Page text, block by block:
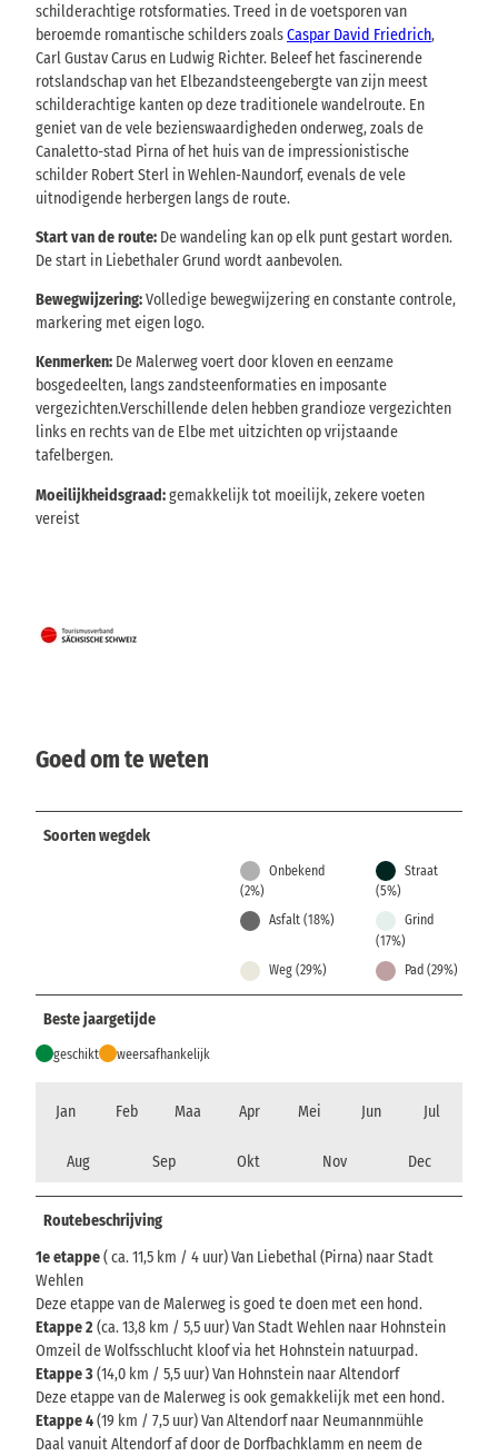
schilderachtige rotsformaties. Treed in de voetsporen van
beroemde romantische schilders zoalsCaspar David Friedrich,
Carl Gustav Carus en Ludwig Richter. Beleef het fascinerende
rotslandschap van het Elbezandsteengebergte van zijn meest
schilderachtige kanten op deze traditionele wandelroute. En
geniet van de vele bezienswaardigheden onderweg, zoals de
Canaletto-stad Pirna of het huis van de impressionistische
schilder Robert Sterl in Wehlen-Naundorf, evenals de vele
uitnodigende herbergen langs de route.
Start van de route: De wandeling kan op elk punt gestart worden.
De start in Liebethaler Grund wordt aanbevolen.
Bewegwijzering:Volledige bewegwijzering en constante controle,
markering met eigen logo.
Kenmerken: De Malerweg voert door kloven en eenzame
bosgedeelten, langs zandsteenformaties en imposante
vergezichten.Verschillende delen hebben grandioze vergezichten
links en rechts van de Elbe met uitzichten op vrijstaande
tafelbergen.
Moeilijkheidsgraad:gemakkelijk tot moeilijk, zekere voeten
vereist
Goed om te weten
Soorten wegdek
Onbekend
(2%)
Straat
(5%)
Asfalt (18%)
Grind
(17%)
Weg (29%)
Pad (29%)
Beste jaargetijde
geschikt weersafhankelijk
Jan Feb Maa Apr Mei Jun Jul
Aug Sep Okt Nov Dec
Routebeschrijving
1e etappe( ca. 11,5 km / 4 uur) Van Liebethal (Pirna) naar Stadt
Wehlen
Deze etappe van de Malerweg is goed te doen met een hond.
Etappe 2 (ca. 13,8 km / 5,5 uur) Van Stadt Wehlen naar Hohnstein
Omzeil de Wolfsschlucht kloof via het Hohnstein natuurpad.
Etappe 3(14,0 km / 5,5 uur) Van Hohnstein naar Altendorf
Deze etappe van de Malerweg is ook gemakkelijk met een hond.
Etappe 4(19 km / 7,5 uur) Van Altendorf naar Neumannmühle
Daal vanuit Altendorf af door de Dorfbachklamm en neem de